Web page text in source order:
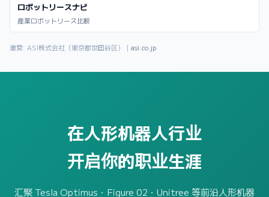
ロボットリースナビ
産業ロボットリース比較
運営: ASI株式会社（東京都世田谷区）｜ asi.co.jp
在人形机器人行业
开启你的职业生涯
汇聚 Tesla Optimus・Figure 02・Unitree 等前沿人形机器